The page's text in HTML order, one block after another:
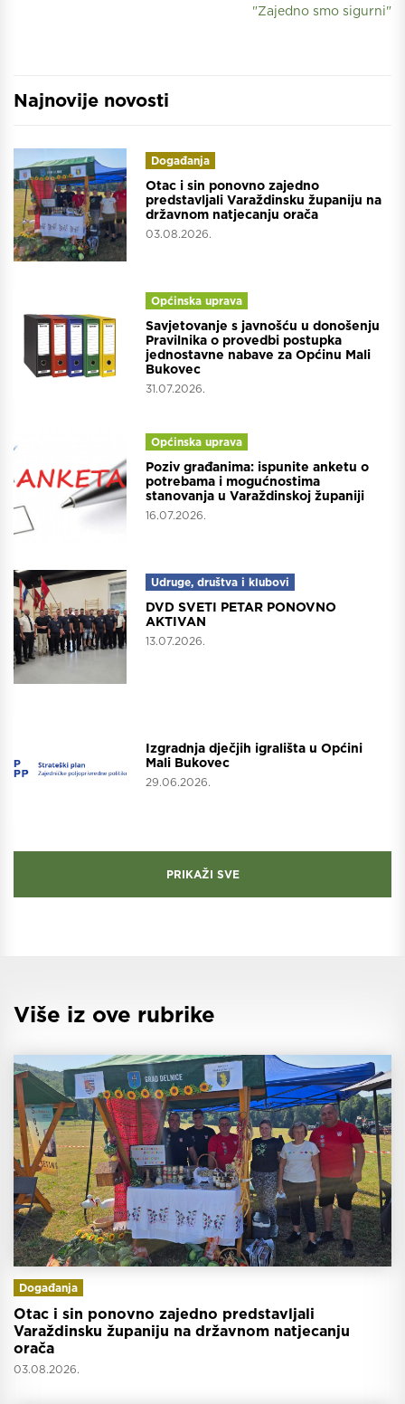
"Zajedno smo sigurni"
Najnovije novosti
Događanja
Otac i sin ponovno zajedno
predstavljali Varaždinsku županiju na
državnom natjecanju orača
03.08.2026.
Općinska uprava
Savjetovanje s javnošću u donošenju
Pravilnika o provedbi postupka
jednostavne nabave za Općinu Mali
Bukovec
31.07.2026.
Općinska uprava
Poziv građanima: ispunite anketu o
potrebama i mogućnostima
stanovanja u Varaždinskoj županiji
16.07.2026.
Udruge, društva i klubovi
DVD SVETI PETAR PONOVNO
AKTIVAN
13.07.2026.
Izgradnja dječjih igrališta u Općini
Mali Bukovec
29.06.2026.
PRIKAŽI SVE
Više iz ove rubrike
Događanja
Otac i sin ponovno zajedno predstavljali
Varaždinsku županiju na državnom natjecanju
orača
03.08.2026.